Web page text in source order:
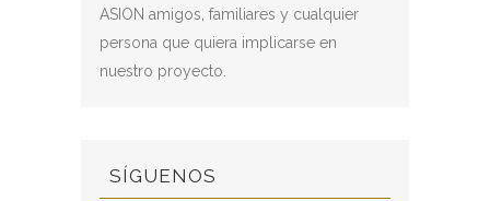
ASION amigos, familiares y cualquier
persona que quiera implicarse en
nuestro proyecto.
SÍGUENOS